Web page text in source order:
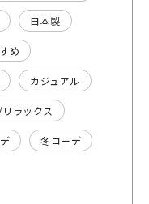
日本製
め
カジュアル
ラックス
冬コーデ